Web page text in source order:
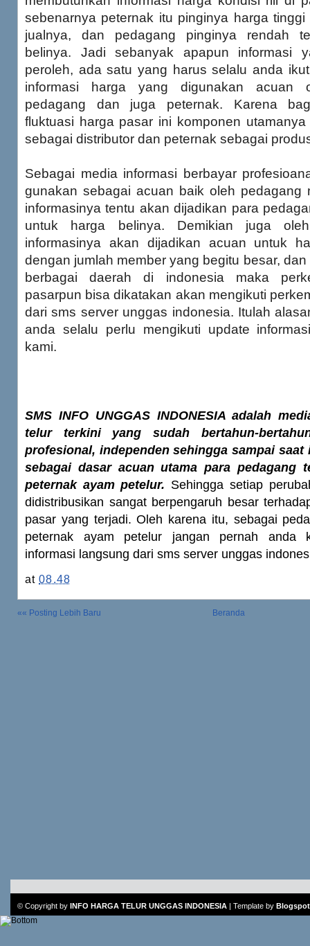
sebenarnya peternak itu pinginya harga
jualnya, dan pedagang pinginya rendah
belinya. Jadi sebanyak apapun informasi
peroleh, ada satu yang harus selalu anda
informasi harga yang digunakan acuan
pedagang dan juga peternak. Karena
fluktuasi harga pasar ini komponen
sebagai distributor dan peternak sebagai
Sebagai media informasi berbayar
gunakan sebagai acuan baik oleh pedagang
informasinya tentu akan dijadikan para
untuk harga belinya. Demikian juga
informasinya akan dijadikan acuan untuk
dengan jumlah member yang begitu besar,
berbagai daerah di indonesia maka
pasarpun bisa dikatakan akan mengikuti
dari sms server unggas indonesia. Itulah
anda selalu perlu mengikuti update
kami.
SMS INFO UNGGAS INDONESIA adalah
telur terkini yang sudah bertahun-
profesional, independen sehingga sampai saat
sebagai dasar acuan utama para pedagang
peternak ayam petelur. Sehingga setiap
didistribusikan sangat berpengaruh besar
pasar yang terjadi. Oleh karena itu, sebagai
peternak ayam petelur jangan pernah anda
informasi langsung dari sms server unggas
at08.48
«« Posting Lebih Baru Beranda
© Copyright by INFO HARGA TELUR UNGGAS INDONESIA Template by